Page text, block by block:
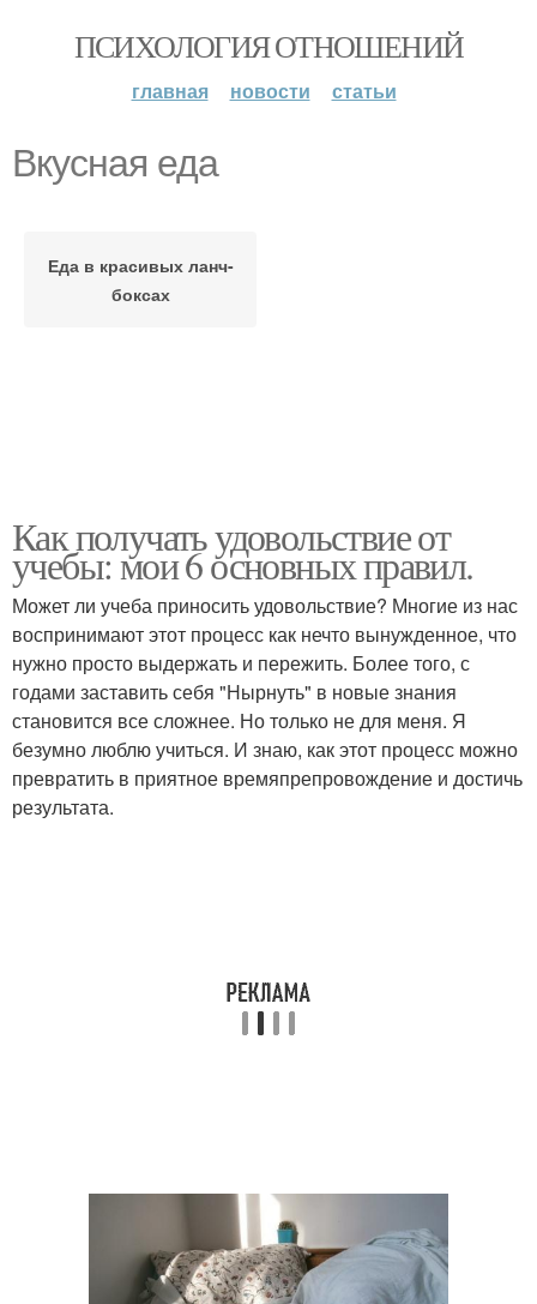
ПСИХОЛОГИЯ ОТНОШЕНИЙ
главная новости статьи
Вкусная еда
Еда в красивых ланч-
боксах
Как получать удовольствие от
учебы: мои 6 основных правил.
Может ли учеба приносить удовольствие? Многие из нас
воспринимают этот процесс как нечто вынужденное, что
нужно просто выдержать и пережить. Более того, с
годами заставить себя "Нырнуть" в новые знания
становится все сложнее. Но только не для меня. Я
безумно люблю учиться. И знаю, как этот процесс можно
превратить в приятное времяпрепровождение и достичь
результата.